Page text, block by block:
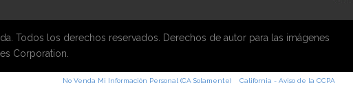
Todos los derechos reservados. Derechos de autor para las imágenes
Corporation.
No Venda Mi Información Personal (CA Solamente) California - Aviso de la CCPA